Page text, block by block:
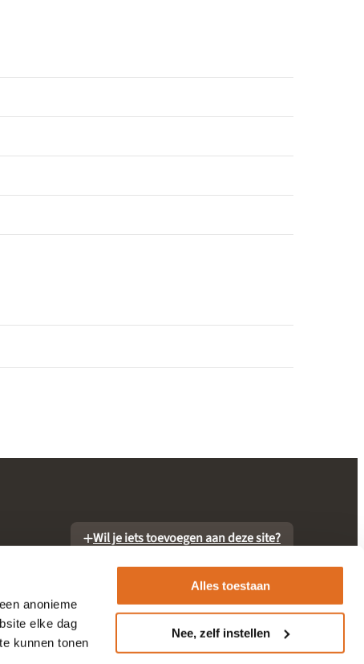
anonieme
elke dag
kunnen tonen
Alles toestaan
Nee, zelf instellen
Wil je iets toevoegen aan deze site?